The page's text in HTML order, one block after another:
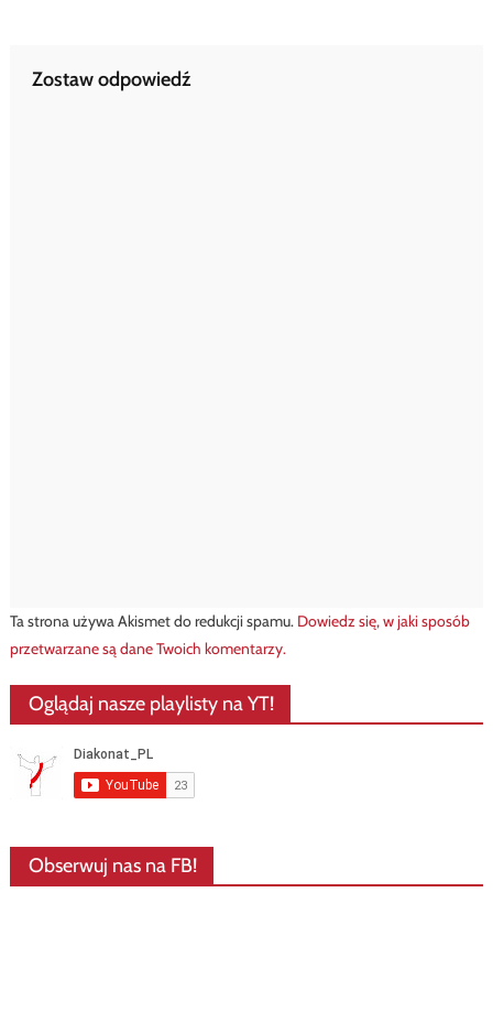
Zostaw odpowiedź
Ta strona używa Akismet do redukcji spamu. Dowiedz się, w jaki sposób
przetwarzane są dane Twoich komentarzy.
Oglądaj nasze playlisty na YT!
Obserwuj nas na FB!